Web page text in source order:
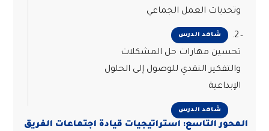
وتحديات العمل الجماعي
شاهد الدرس
2.
تحسين مهارات حل المشكلات
والتفكير النقدي للوصول إلى الحلول
الإبداعية
شاهد الدرس
المحور التاسع: استراتيجيات قيادة اجتماعات الفريق